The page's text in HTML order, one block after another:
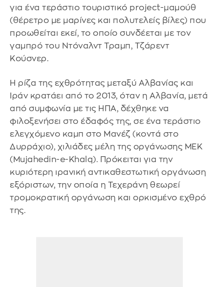
για ένα τεράστιο τουριστικό project-μαμούθ
(θέρετρο με μαρίνες και πολυτελείς βίλες) που
προωθείται εκεί, το οποίο συνδέεται με τον
γαμπρό του Ντόναλντ Τραμπ, Τζάρεντ
Κούσνερ.
Η ρίζα της εχθρότητας μεταξύ Αλβανίας και
Ιράν κρατάει από το 2013, όταν η Αλβανία, μετά
από συμφωνία με τις ΗΠΑ, δέχθηκε να
φιλοξενήσει στο έδαφός της, σε ένα τεράστιο
ελεγχόμενο καμπ στο Μανέζ (κοντά στο
Δυρράχιο), χιλιάδες μέλη της οργάνωσης MEK
(Mujahedin-e-Khalq). Πρόκειται για την
κυριότερη ιρανική αντικαθεστωτική οργάνωση
εξόριστων, την οποία η Τεχεράνη θεωρεί
τρομοκρατική οργάνωση και ορκισμένο εχθρό
της.